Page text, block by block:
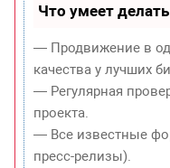
Что умеет
— Продвижение в
качества у лучших
— Регулярная
проекта.
— Все известные
пресс-релизы).